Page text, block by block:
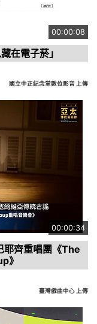
00:00:08
在電子菸」
國立中正紀念堂數位影音 上傳
00:00:34
耶齊重唱團《The
》
臺灣戲曲中心 上傳